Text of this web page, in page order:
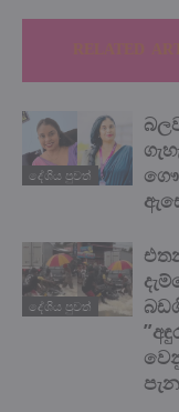
දේශිය පුවත්
දේශිය පුවත්